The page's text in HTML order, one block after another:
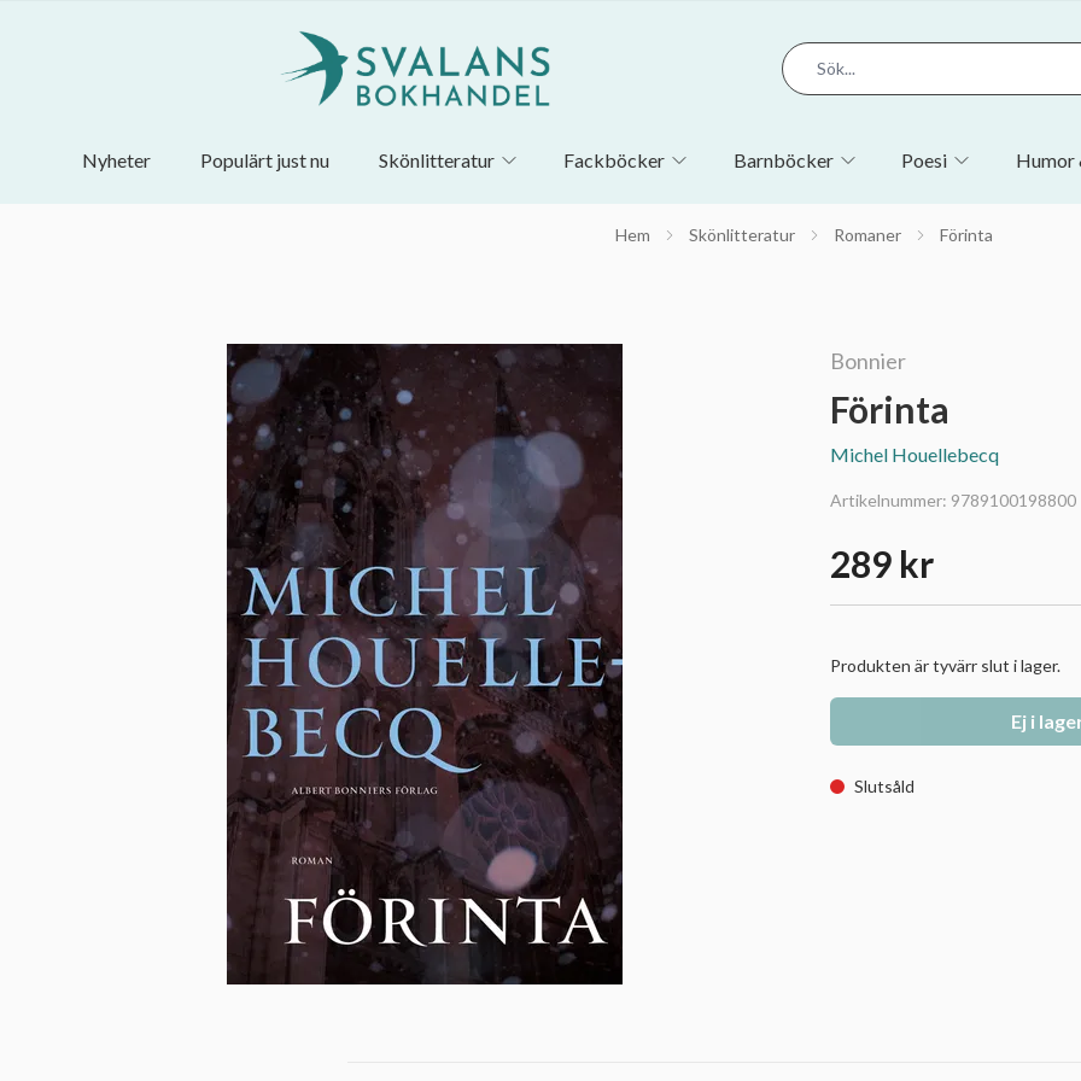
Nyheter Populärt just nu Skönlitteratur Fackböcker Barnböcker Poesi Humor
Hem Skönlitteratur Romaner Förinta
Bonnier
Förinta
Michel Houellebecq
Artikelnummer: 9789100198800
289 kr
Produkten är tyvärr slut i lager.
Ej i
Slutsåld